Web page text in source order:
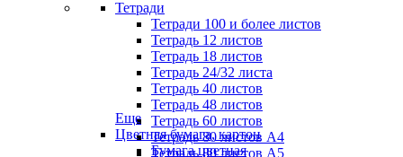
Тетради
Тетради 100 и более листов
Тетрадь 12 листов
Тетрадь 18 листов
Тетрадь 24/32 листа
Тетрадь 40 листов
Тетрадь 48 листов
Тетрадь 60 листов
Тетрадь 80 листов А4
Тетрадь 80 листов А5
Еще
Цветная бумага, картон
Бумага цветная